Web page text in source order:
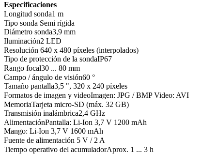
Especificaciones
Longitud sonda1 m
Tipo sonda Semi rígida
Diámetro sonda3,9 mm
Iluminación2 LED
Resolución 640 x 480 píxeles (interpolados)
Tipo de protección de la sondaIP67
Rango focal30 ... 80 mm
Campo / ángulo de visión60 °
Tamaño pantalla3,5 ", 320 x 240 píxeles
Formatos de imagen y videoImagen: JPG / BMP Video: AVI
MemoriaTarjeta micro-SD (máx. 32 GB)
Transmisión inalámbrica2,4 GHz
AlimentaciónPantalla: Li-Ion 3,7 V 1200 mAh
Mango: Li-Ion 3,7 V 1600 mAh
Fuente de alimentación 5 V / 2 A
Tiempo operativo del acumuladorAprox. 1 ... 3 h